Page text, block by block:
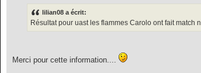
lilian08 a écrit:
Résultat pour uast les flammes Carolo ont fait match
Merci pour cette information....